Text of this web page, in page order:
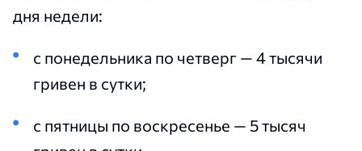
дня недели:
с понедельника по четверг — 4 тысячи
гривен в сутки;
с пятницы по воскресенье — 5 тысяч